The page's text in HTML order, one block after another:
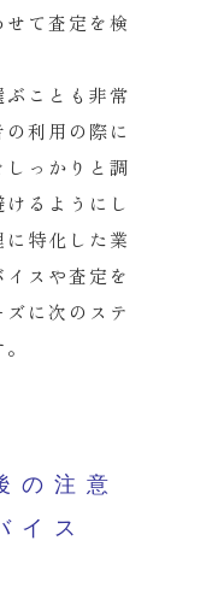
て査定を検
ことも非常
利用の際に
っかりと調
るようにし
特化した業
スや査定を
ズに次のステ
の注意
イス